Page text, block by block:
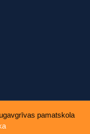
pamatskola